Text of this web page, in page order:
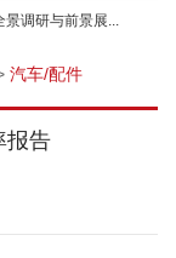
景调研与前景展...
汽车/配件
报告